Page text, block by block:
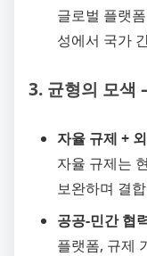
글로벌 플랫
성에서 국가
3. 균형의 모색
자율 규제 +
자율 규제는
보완하며 결
공공-민간 협
플랫폼, 규제